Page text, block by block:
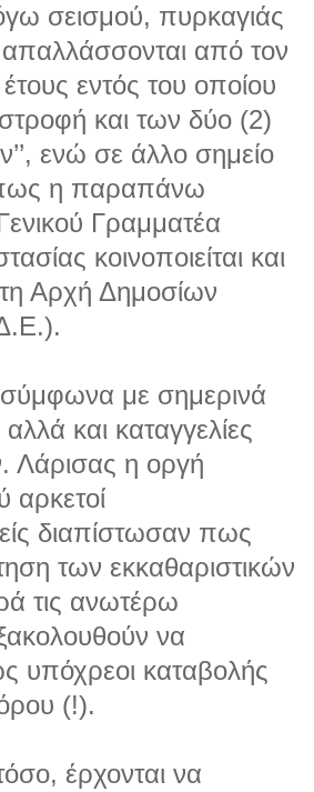
σεισμού, πυρκαγιάς
από τον
εντός του οποίου
και των δύο (2)
ενώ σε άλλο σημείο
η παραπάνω
Γραμματέα
κοινοποιείται και
Αρχή Δημοσίων
με σημερινά
και καταγγελίες
Λάρισας η οργή
αρκετοί
διαπίστωσαν πως
των εκκαθαριστικών
τις ανωτέρω
να
υπόχρεοι καταβολής
(!).
έρχονται να